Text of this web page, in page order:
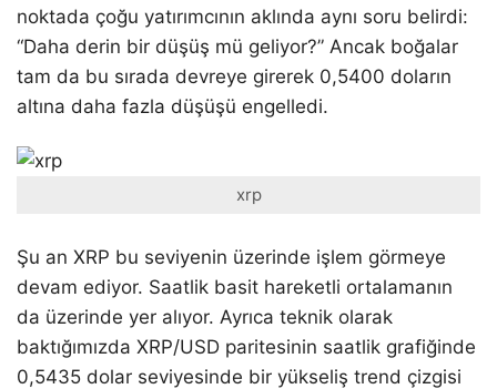
noktada çoğu yatırımcının aklında aynı soru belirdi:
“Daha derin bir düşüş mü geliyor?” Ancak boğalar
tam da bu sırada devreye girerek 0,5400 doların
altına daha fazla düşüşü engelledi.
xrp
Şu an XRP bu seviyenin üzerinde işlem görmeye
devam ediyor. Saatlik basit hareketli ortalamanın
da üzerinde yer alıyor. Ayrıca teknik olarak
baktığımızda XRP/USD paritesinin saatlik grafiğinde
0,5435 dolar seviyesinde bir yükseliş trend çizgisi